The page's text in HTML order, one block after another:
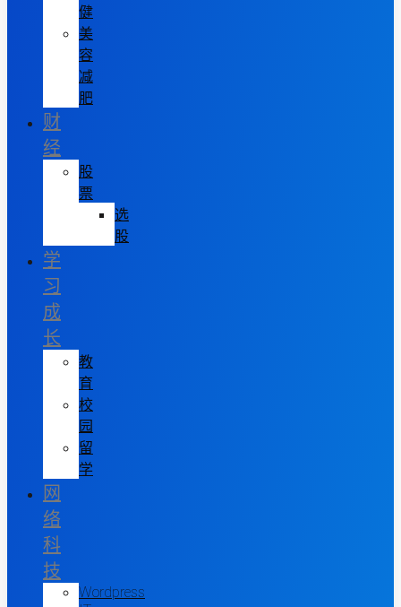
健
美
容
减
肥
财
经
股
票
选
股
学
习
成
长
教
育
校
园
留
学
网
络
科
技
Wordpress